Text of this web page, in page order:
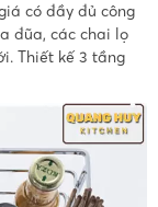
có đầy đủ công
đũa, các chai lọ
Thiết kế 3 tầng